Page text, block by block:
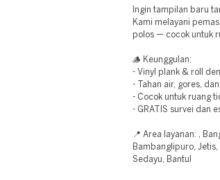
Ingin tampilan baru
Kami melayani
polos — cocok untuk
🪵 Keunggulan:
- Vinyl plank & roll
- Tahan air, gores,
- Cocok untuk ruang
- GRATIS survei dan
📍 Area layanan: ,
Bambanglipuro, Jetis,
Sedayu, Bantul